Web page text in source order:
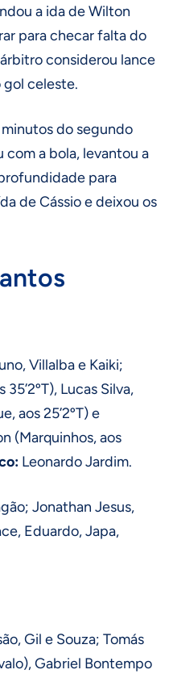
a ida de Wilton
para checar falta do
considerou lance
gol celeste.
do segundo
a bola, levantou a
para
de Cássio e deixou os
Villalba e Kaiki;
35’2ºT), Lucas Silva,
aos 25’2ºT) e
(Marquinhos, aos
Leonardo Jardim.
Jonathan Jesus,
Eduardo, Japa,
Gil e Souza; Tomás
Gabriel Bontempo